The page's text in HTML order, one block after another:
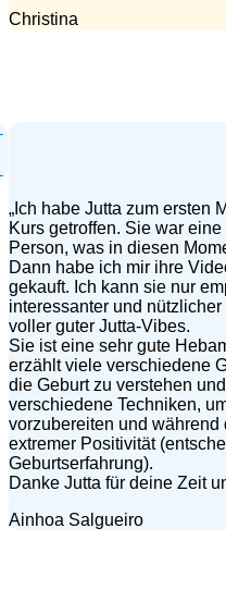
Christina
„Ich habe Jutta zum ersten
Kurs getroffen. Sie war
Person, was in diesen
Dann habe ich mir ihre
gekauft. Ich kann sie nur
interessanter und
voller guter Jutta-Vibes.
Sie ist eine sehr gute
erzählt viele verschiedene
die Geburt zu verstehen
verschiedene Techniken,
vorzubereiten und
extremer Positivität
Geburtserfahrung).
Danke Jutta für deine Zeit
Ainhoa Salgueiro